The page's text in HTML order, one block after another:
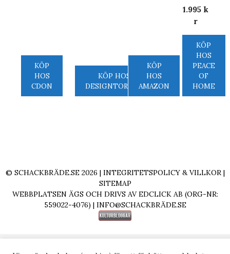
KÖP
HOS
CDON
KÖP HOS
DESIGNTORGET
KÖP
HOS
AMAZON
1.995 k
r
KÖP
HOS
PEACE
OF
HOME
© SCHACKBRÄDE.SE 2026 | INTEGRITETSPOLICY & VILLKOR|
SITEMAP
WEBBPLATSEN ÄGS OCH DRIVS AV EDCLICK AB (ORG-NR:
559022-4076) | INFO@SCHACKBRÄDE.SE